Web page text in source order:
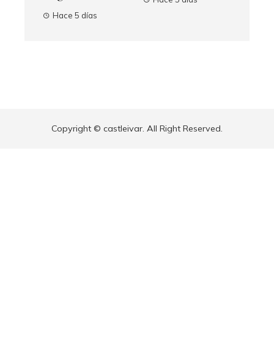
Hace 5 días
Copyright © castleivar. All Right Reserved.